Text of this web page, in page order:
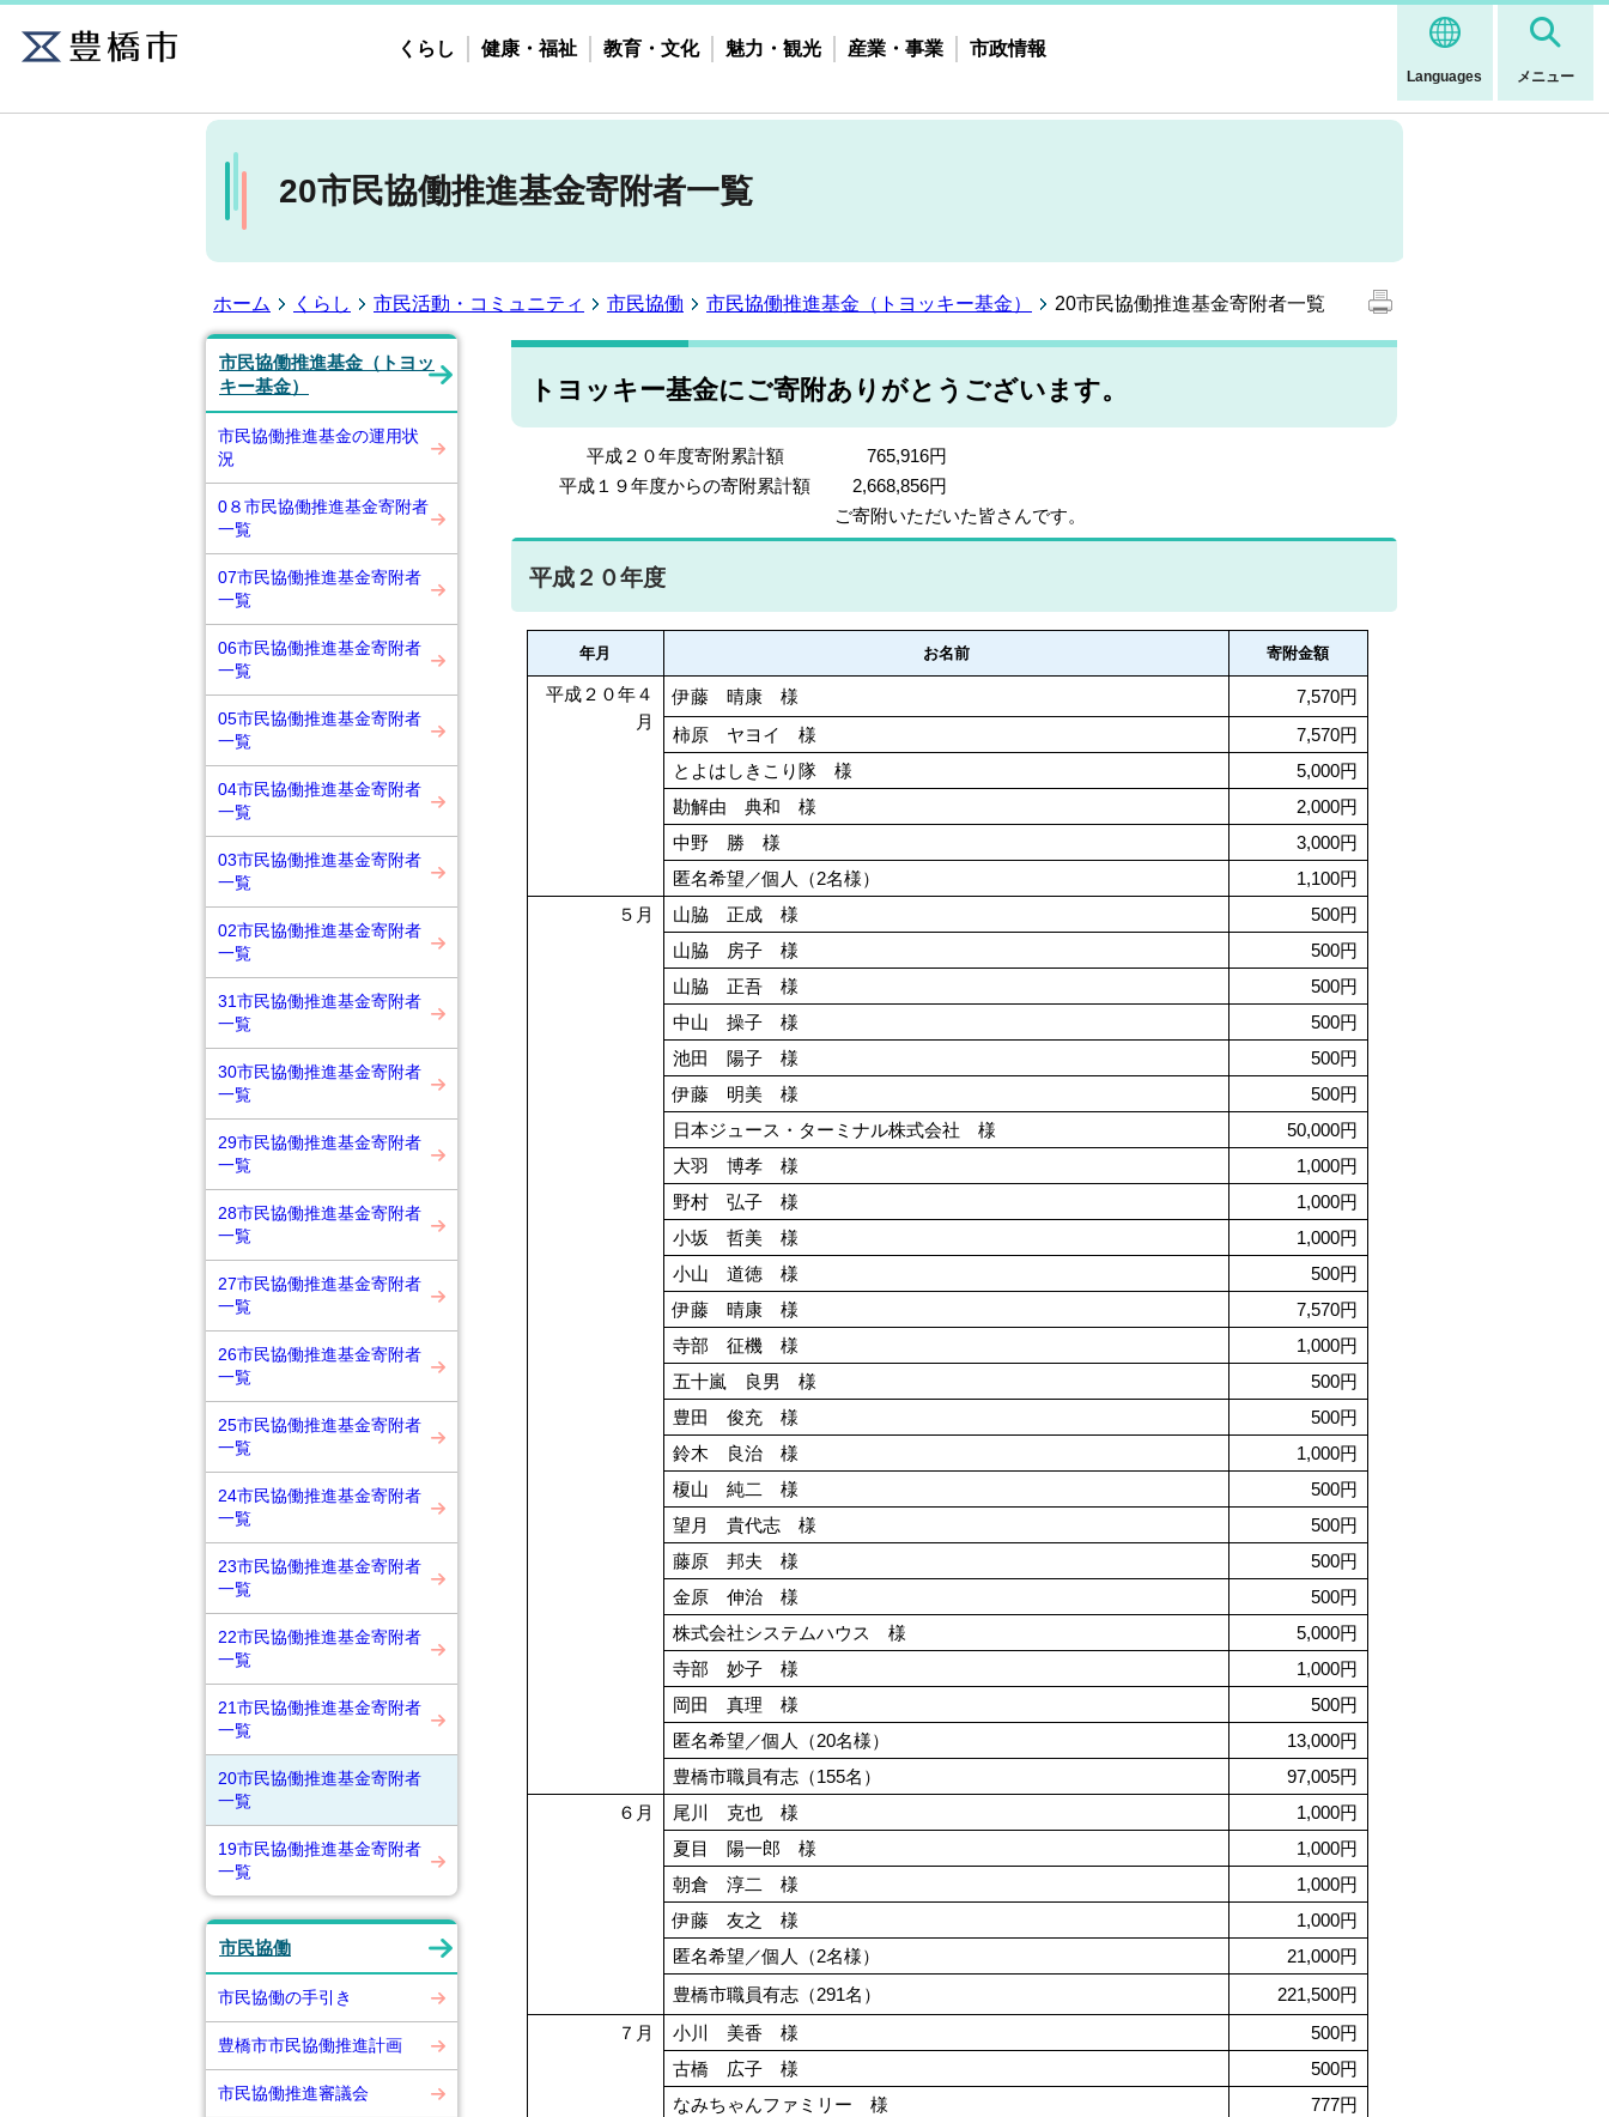
Languages メニュー
くらし 健康・福祉 教育・文化 魅力・観光 産業・事業 市政情報
20市民協働推進基金寄附者一覧
ホーム くらし 市民活動・コミュニティ 市民協働 市民協働推進基金（トヨッキー基金） 20市民協働推進基金寄附者一覧
市民協働推進基金（トヨッ
キー基金）
市民協働推進基金の運用状
況
0８市民協働推進基金寄附者
一覧
07市民協働推進基金寄附者
一覧
06市民協働推進基金寄附者
一覧
05市民協働推進基金寄附者
一覧
04市民協働推進基金寄附者
一覧
03市民協働推進基金寄附者
一覧
02市民協働推進基金寄附者
一覧
31市民協働推進基金寄附者
一覧
30市民協働推進基金寄附者
一覧
29市民協働推進基金寄附者
一覧
28市民協働推進基金寄附者
一覧
27市民協働推進基金寄附者
一覧
26市民協働推進基金寄附者
一覧
25市民協働推進基金寄附者
一覧
24市民協働推進基金寄附者
一覧
23市民協働推進基金寄附者
一覧
22市民協働推進基金寄附者
一覧
21市民協働推進基金寄附者
一覧
20市民協働推進基金寄附者
一覧
19市民協働推進基金寄附者
一覧
市民協働
市民協働の手引き
豊橋市市民協働推進計画
市民協働推進審議会
トヨッキー基金にご寄附ありがとうございます。
平成２０年度寄附累計額
765,916円
平成１９年度からの寄附累計額
2,668,856円
ご寄附いただいた皆さんです。
平成２０年度
年月 お名前 寄附金額
平成２０年４
月
伊藤 晴康 様
7,570円
柿原 ヤヨイ 様
7,570円
とよはしきこり隊 様
5,000円
勘解由 典和 様
2,000円
中野 勝 様
3,000円
匿名希望／個人（2名様）
1,100円
５月
山脇 正成 様
500円
山脇 房子 様
500円
山脇 正吾 様
500円
中山 操子 様
500円
池田 陽子 様
500円
伊藤 明美 様
500円
日本ジュース・ターミナル株式会社 様
50,000円
大羽 博孝 様
1,000円
野村 弘子 様
1,000円
小坂 哲美 様
1,000円
小山 道徳 様
500円
伊藤 晴康 様
7,570円
寺部 征機 様
1,000円
五十嵐 良男 様
500円
豊田 俊充 様
500円
鈴木 良治 様
1,000円
榎山 純二 様
500円
望月 貴代志 様
500円
藤原 邦夫 様
500円
金原 伸治 様
500円
株式会社システムハウス 様
5,000円
寺部 妙子 様
1,000円
岡田 真理 様
500円
匿名希望／個人（20名様）
13,000円
豊橋市職員有志（155名）
97,005円
６月
尾川 克也 様
1,000円
夏目 陽一郎 様
1,000円
朝倉 淳二 様
1,000円
伊藤 友之 様
1,000円
匿名希望／個人（2名様）
21,000円
豊橋市職員有志（291名）
221,500円
７月
小川 美香 様
500円
古橋 広子 様
500円
なみちゃんファミリー 様
777円